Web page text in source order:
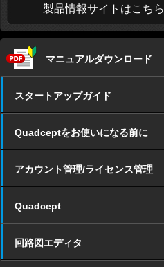
製品情報サイトはこちら
マニュアルダウンロード
スタートアップガイド
Quadceptをお使いになる前に
アカウント管理/ライセンス管理
Quadcept
回路図エディタ